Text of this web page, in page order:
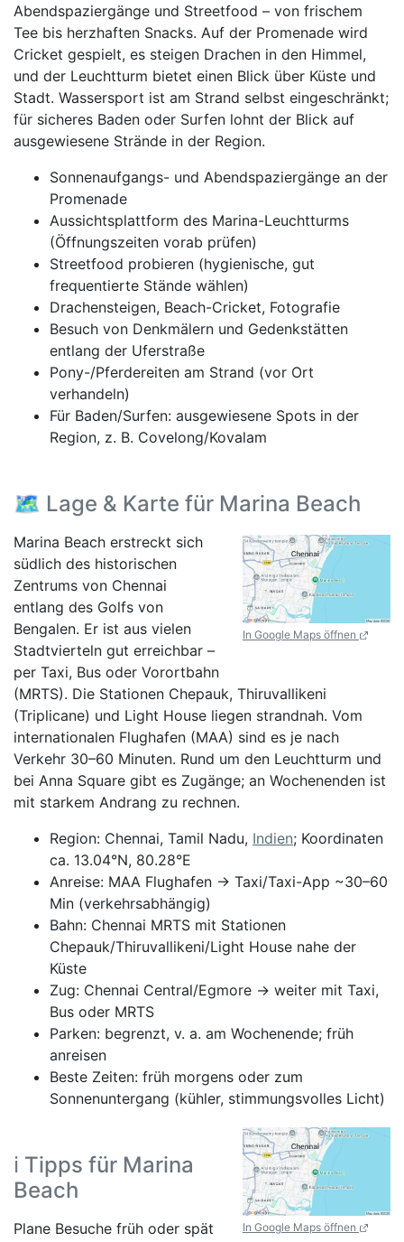
Abendspaziergänge und Streetfood – von frischem
Tee bis herzhaften Snacks. Auf der Promenade wird
Cricket gespielt, es steigen Drachen in den Himmel,
und der Leuchtturm bietet einen Blick über Küste und
Stadt. Wassersport ist am Strand selbst eingeschränkt;
für sicheres Baden oder Surfen lohnt der Blick auf
ausgewiesene Strände in der Region.
Sonnenaufgangs- und Abendspaziergänge an der
Promenade
Aussichtsplattform des Marina-Leuchtturms
(Öffnungszeiten vorab prüfen)
Streetfood probieren (hygienische, gut
frequentierte Stände wählen)
Drachensteigen, Beach-Cricket, Fotografie
Besuch von Denkmälern und Gedenkstätten
entlang der Uferstraße
Pony-/Pferdereiten am Strand (vor Ort
verhandeln)
Für Baden/Surfen: ausgewiesene Spots in der
Region, z. B. Covelong/Kovalam
🗺️ Lage & Karte für Marina Beach
In Google Maps öffnen
Marina Beach erstreckt sich
südlich des historischen
Zentrums von Chennai
entlang des Golfs von
Bengalen. Er ist aus vielen
Stadtvierteln gut erreichbar –
per Taxi, Bus oder Vorortbahn
(MRTS). Die Stationen Chepauk, Thiruvallikeni
(Triplicane) und Light House liegen strandnah. Vom
internationalen Flughafen (MAA) sind es je nach
Verkehr 30–60 Minuten. Rund um den Leuchtturm und
bei Anna Square gibt es Zugänge; an Wochenenden ist
mit starkem Andrang zu rechnen.
Region: Chennai, Tamil Nadu, Indien; Koordinaten
ca. 13.04°N, 80.28°E
Anreise: MAA Flughafen → Taxi/Taxi-App ~30–60
Min (verkehrsabhängig)
Bahn: Chennai MRTS mit Stationen
Chepauk/Thiruvallikeni/Light House nahe der
Küste
Zug: Chennai Central/Egmore → weiter mit Taxi,
Bus oder MRTS
Parken: begrenzt, v. a. am Wochenende; früh
anreisen
Beste Zeiten: früh morgens oder zum
Sonnenuntergang (kühler, stimmungsvolles Licht)
In Google Maps öffnen
ℹ️ Tipps für Marina
Beach
Plane Besuche früh oder spät